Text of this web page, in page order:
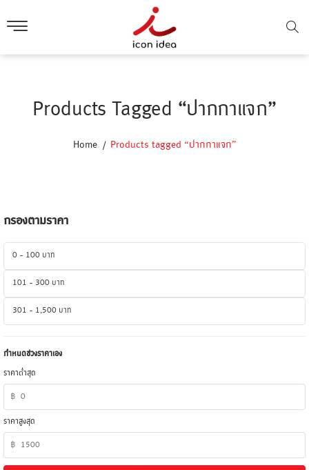
Products Tagged “ปากกาแจก”
Home Products tagged “ปากกาแจก”
กรองตามราคา
0 - 100 บาท
101 - 300 บาท
301 - 1,500 บาท
กำหนดช่วงราคาเอง
ราคาต่ำสุด
฿
ราคาสูงสุด
฿